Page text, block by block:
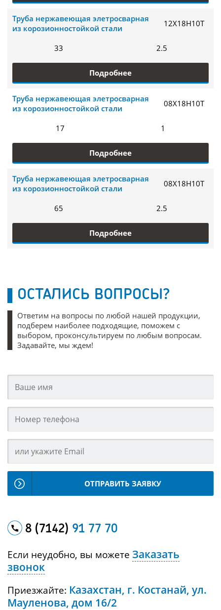
Труба нержавеющая элетросварная
из корозионностойкой стали
12Х18Н10Т
33 2.5
Подробнее
Труба нержавеющая элетросварная
из корозионностойкой стали
08Х18Н10Т
17 1
Подробнее
Труба нержавеющая элетросварная
из корозионностойкой стали
08Х18Н10Т
65 2.5
Подробнее
ОСТАЛИСЬ ВОПРОСЫ?
Ответим на вопросы по любой нашей продукции,
подберем наиболее подходящие, поможем с
выбором, проконсультируем по любым вопросам.
Задавайте, мы ждем!
ОТПРАВИТЬ ЗАЯВКУ
8 (7142) 91 77 70
Если неудобно, вы можете Заказать
звонок
Приезжайте: Казахстан, г. Костанай, ул.
Мауленова, дом 16/2